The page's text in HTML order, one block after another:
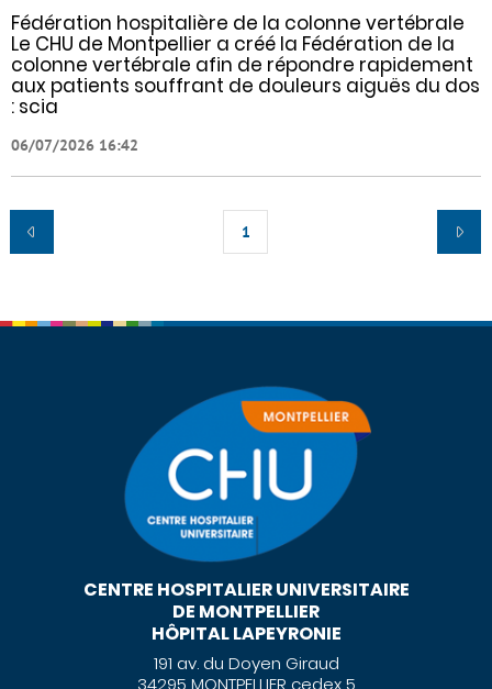
Fédération hospitalière de la colonne vertébrale
Le CHU de Montpellier a créé la Fédération de la
colonne vertébrale afin de répondre rapidement
aux patients souffrant de douleurs aiguës du dos
: scia
06/07/2026 16:42
1
CENTRE HOSPITALIER UNIVERSITAIRE
DE MONTPELLIER
HÔPITAL LAPEYRONIE
191 av. du Doyen Giraud
34295 MONTPELLIER cedex 5